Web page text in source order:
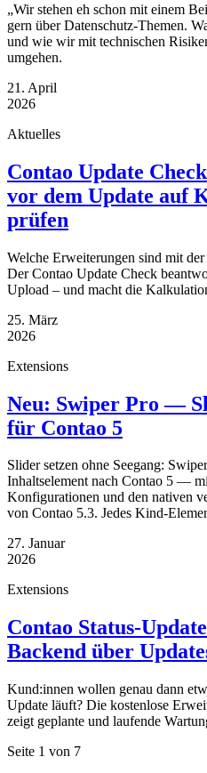
„Wir stehen eh schon mit einem
gern über Datenschutz-Themen.
und wie wir mit technischen
umgehen.
21. April
2026
Aktuelles
Contao Update
vor dem Update auf
prüfen
Welche Erweiterungen sind mit
Der Contao Update Check
Upload – und macht die
25. März
2026
Extensions
Neu: Swiper Pro —
für Contao 5
Slider setzen ohne Seegang:
Inhaltselement nach Contao 5 —
Konfigurationen und den nativen
von Contao 5.3. Jedes Kind-
27. Januar
2026
Extensions
Contao Status-
Backend über
Kund:innen wollen genau dann
Update läuft? Die kostenlose
zeigt geplante und laufende
Seite 1 von 7